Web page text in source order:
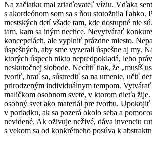
Na začiatku mal zriaďovateľ víziu. Vďaka
s akordeónom som sa s ňou stotožnila ľahko.
mestských detí všade tam, kde dostupné nie
tam, kam sa iným nechce. Nevytvárať
koncepciách, ale vyplniť prázdne miesto.
úspešných, aby sme vyzerali úspešne aj my.
ktorých úspech nikto nepredpokladá, lebo
neskutočnej slobode. Necítiť tlak, že „musíš
tvoriť, hrať sa, sústrediť sa na umenie, učiť
prirodzeným individuálnym tempom.
maličkom osobnom svete, v ktorom dieťa
osobný svet ako materiál pre tvorbu.
v poriadku, ak sa pozerá okolo seba a
nevidené. Ak oživuje neživé, dáva invenciu
s vekom sa od konkrétneho posúva k